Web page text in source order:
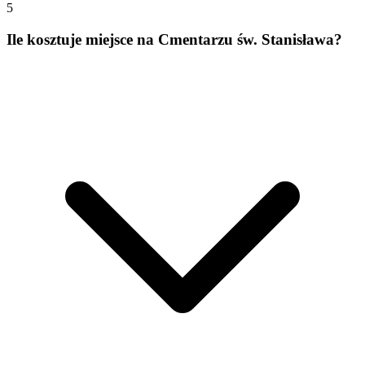
5
Ile kosztuje miejsce na Cmentarzu św. Stanisława?